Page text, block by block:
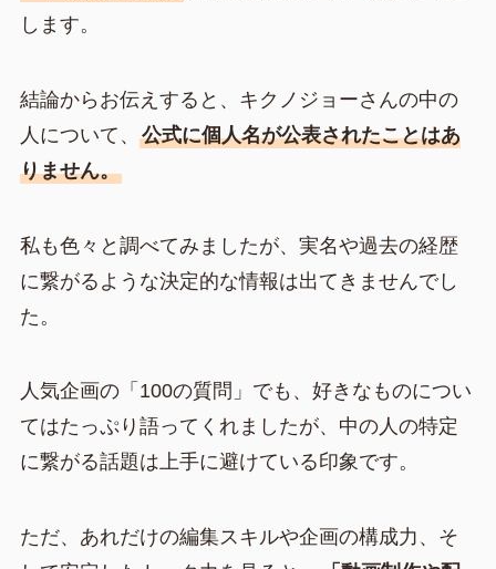
します。
結論からお伝えすると、キクノジョーさんの中の
人について、 公式に個人名が公表されたことはあ
りません。
私も色々と調べてみましたが、実名や過去の経歴
に繋がるような決定的な情報は出てきませんでし
た。
人気企画の「100の質問」でも、好きなものについ
てはたっぷり語ってくれましたが、中の人の特定
に繋がる話題は上手に避けている印象です。
ただ、あれだけの編集スキルや企画の構成力、そ